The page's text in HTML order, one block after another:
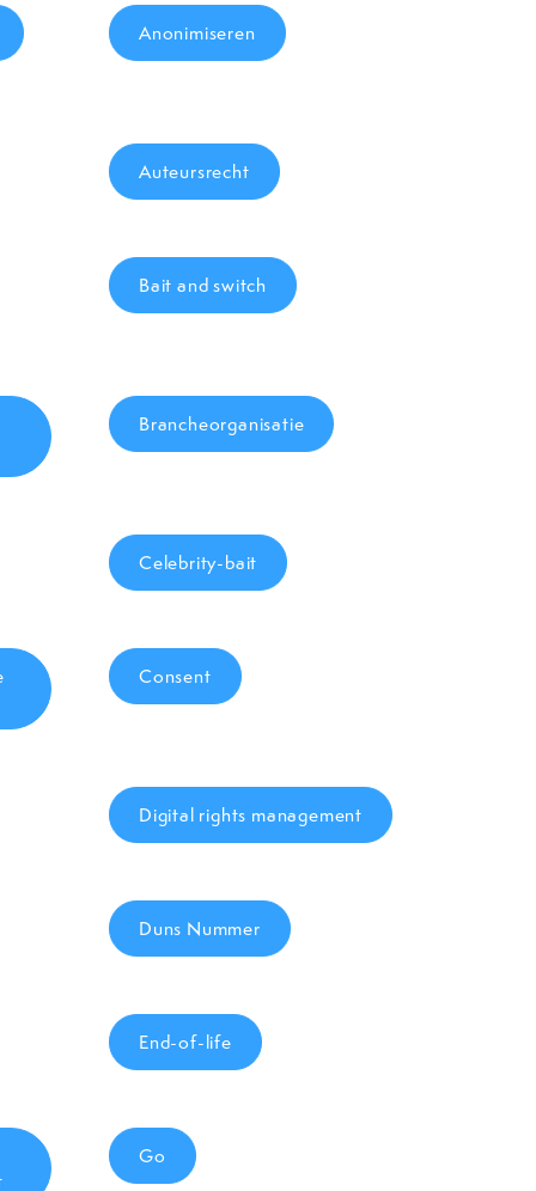
Anonimiseren
Auteursrecht
Bait and switch
Brancheorganisatie
Celebrity-bait
Consent
Digital rights management
Duns Nummer
End-of-life
Go